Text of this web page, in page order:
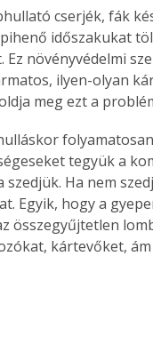
cserjék, fák
időszakukat
Ez növényvédelmi
ilyen-olyan
meg ezt a
tegyük a
szedjük. Ha nem
Egyik, hogy a
összegyűjtetlen
kártevőket,